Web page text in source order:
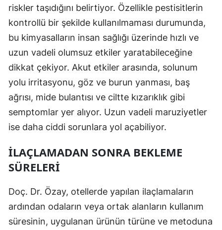
riskler taşıdığını belirtiyor. Özellikle pestisitlerin
kontrollü bir şekilde kullanılmaması durumunda,
bu kimyasalların insan sağlığı üzerinde hızlı ve
uzun vadeli olumsuz etkiler yaratabileceğine
dikkat çekiyor. Akut etkiler arasında, solunum
yolu irritasyonu, göz ve burun yanması, baş
ağrısı, mide bulantısı ve ciltte kızarıklık gibi
semptomlar yer alıyor. Uzun vadeli maruziyetler
ise daha ciddi sorunlara yol açabiliyor.
İLAÇLAMADAN SONRA BEKLEME
SÜRELERI
Doç. Dr. Özay, otellerde yapılan ilaçlamaların
ardından odaların veya ortak alanların kullanım
süresinin, uygulanan ürünün türüne ve metoduna